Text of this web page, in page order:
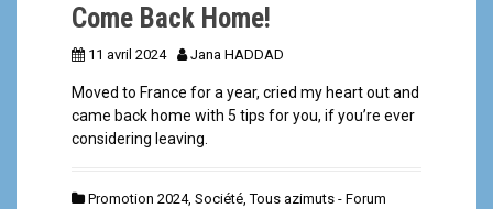
Come Back Home!
11 avril 2024 Jana HADDAD
Moved to France for a year, cried my heart out and
came back home with 5 tips for you, if you’re ever
considering leaving.
Promotion 2024, Société ,Tous azimuts - Forum